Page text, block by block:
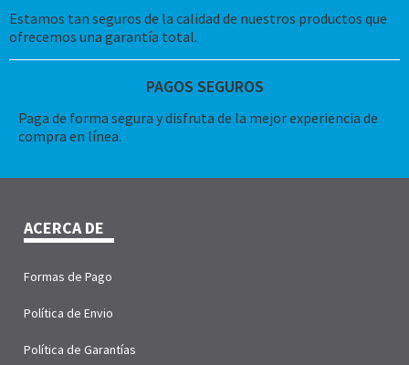
Estamos tan seguros de la calidad de nuestros productos que
ofrecemos una garantía total.
PAGOS SEGUROS
Paga de forma segura y disfruta de la mejor experiencia de
compra en línea.
ACERCA DE
Formas de Pago
Política de Envio
Política de Garantías